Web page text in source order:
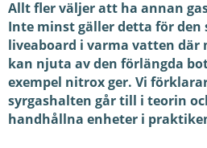
Allt fler väljer att ha annan
Inte minst gäller detta för den
liveaboard i varma vatten där
kan njuta av den förlängda
exempel nitrox ger. Vi
syrgashalten går till i teorin
handhållna enheter i